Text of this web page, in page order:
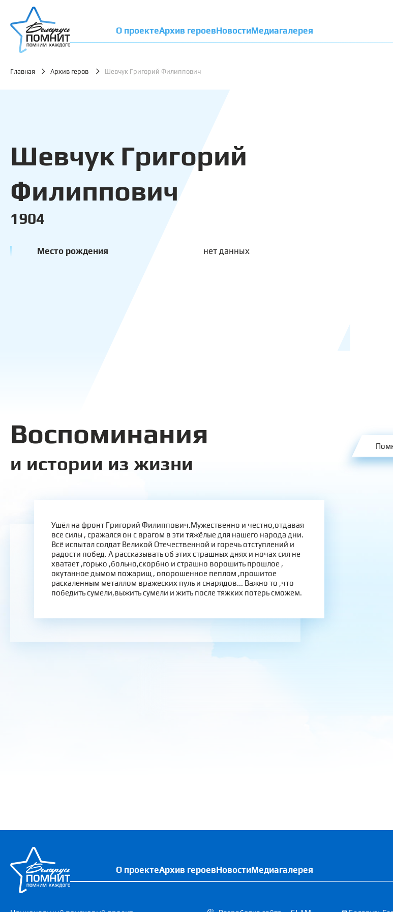
О проектеАрхив героевНовостиМедиагалерея
Главная Архив геров Шевчук Григорий Филиппович
Шевчук Григорий
Филиппович
1904
Место рождения нет данных
Воспоминания
и истории из жизни
Ушёл на фронт Григорий Филиппович.Мужественно и честно,отдавая
все силы , сражался он с врагом в эти тяжёлые для нашего народа дни.
Всё испытал солдат Великой Отечественной и горечь отступлений и
радости побед. А рассказывать об этих страшных днях и ночах сил не
хватает ,горько ,больно,скорбно и страшно ворошить прошлое ,
окутанное дымом пожарищ , опорошенное пеплом ,прошитое
раскаленным металлом вражеских пуль и снарядов... Важно то ,что
победить сумели,выжить сумели и жить после тяжких потерь сможем.
О проектеАрхив героевНовостиМедиагалерея